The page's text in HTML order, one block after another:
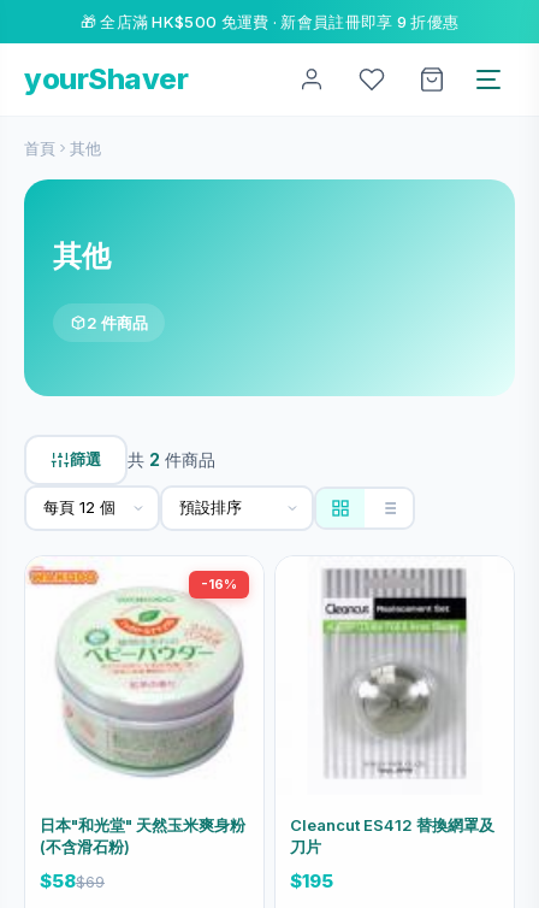
🎁 全店滿 HK$500 免運費 · 新會員註冊即享 9 折優惠
yourShaver
首頁 其他
其他
2 件商品
篩選 共 2 件商品
-16%
日本"和光堂" 天然玉米爽身粉
(不含滑石粉)
$58$69
Cleancut ES412 替換網罩及
刀片
$195